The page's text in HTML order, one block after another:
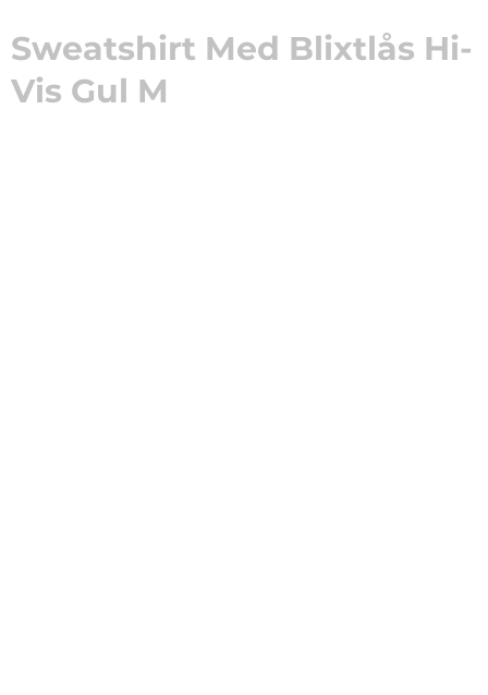
Sweatshirt Med Blixtlås Hi-
Vis Gul M